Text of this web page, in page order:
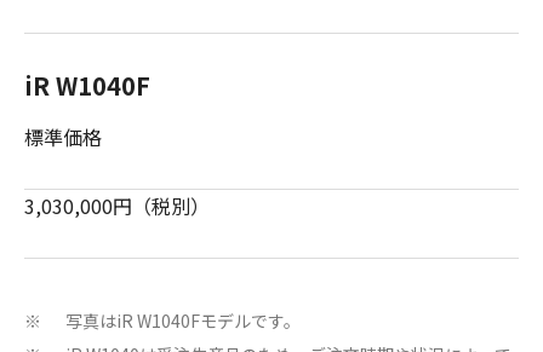
iR W1040F
標準価格
3,030,000円（税別）
※ 写真はiR W1040Fモデルです。